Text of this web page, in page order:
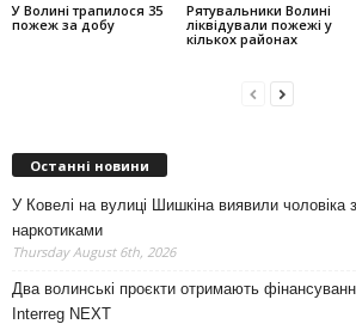
У Волині трапилося 35
пожеж за добу
Рятувальники Волині
ліквідували пожежі у
кількох районах
Останні новини
У Ковелі на вулиці Шишкіна виявили чоловіка
наркотиками
Thursday August 6th, 2026
Два волинські проєкти отримають
Interreg NEXT